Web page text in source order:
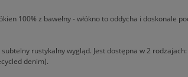
100% z bawełny - włókno to oddycha i doskonale
subtelny rustykalny wygląd. Jest dostępna w 2
denim).